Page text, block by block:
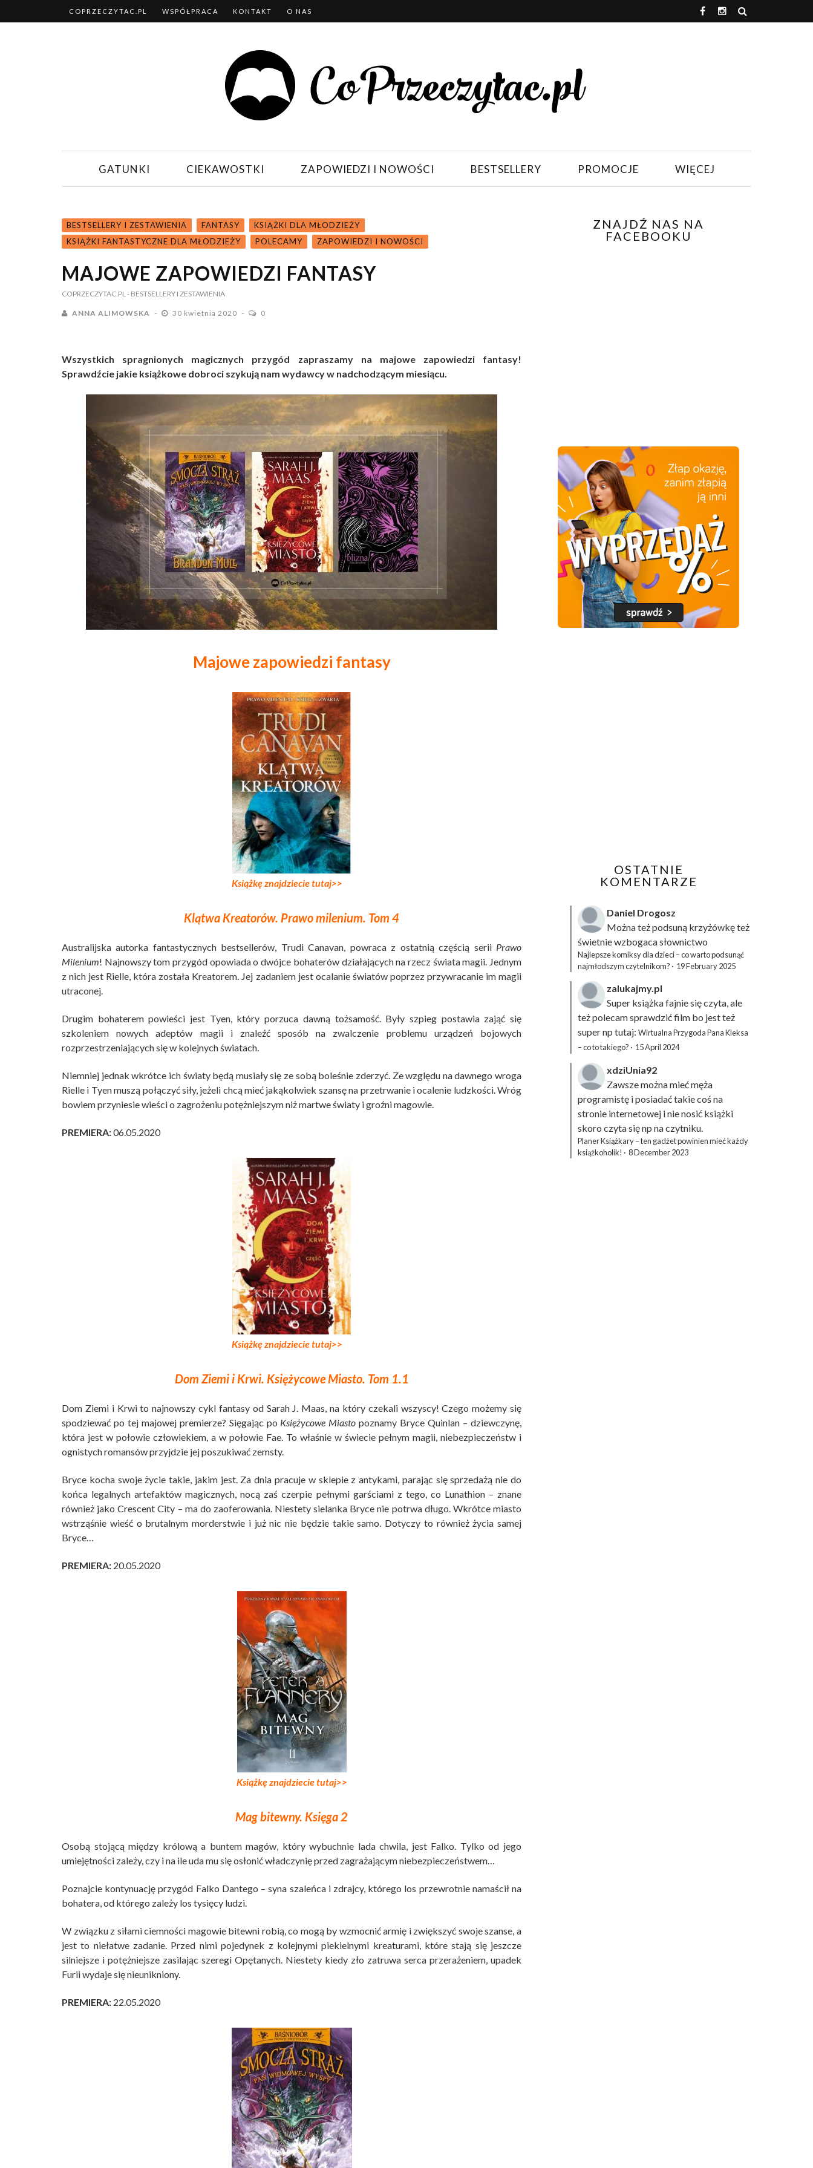
COPRZECZYTAC.PL WSPÓŁPRACA KONTAKT O NAS
GATUNKI CIEKAWOSTKI ZAPOWIEDZI I NOWOŚCI BESTSELLERY PROMOCJE WIĘCEJ
BESTSELLERY I ZESTAWIENIA FANTASY
KSIĄŻKI DLA MŁODZIEŻY
KSIĄŻKI FANTASTYCZNE DLA MŁODZIEŻY
POLECAMY ZAPOWIEDZI I NOWOŚCI
MAJOWE ZAPOWIEDZI FANTASY
COPRZECZYTAC.PL- BESTSELLERY I ZESTAWIENIA
ANNA ALIMOWSKA 30 kwietnia 2020 0
Wszystkich spragnionych magicznych przygód zapraszamy na majowe zapowiedzi fantasy!
Sprawdźcie jakie książkowe dobroci szykują nam wydawcy w nadchodzącym miesiącu.
Majowe zapowiedzi fantasy
Książkę znajdziecie tutaj>>
Klątwa Kreatorów. Prawo milenium. Tom 4
Australijska autorka fantastycznych bestsellerów, Trudi Canavan, powraca z ostatnią częścią serii Prawo
Milenium! Najnowszy tom przygód opowiada o dwójce bohaterów działających na rzecz świata magii. Jednym
z nich jest Rielle, która została Kreatorem. Jej zadaniem jest ocalanie światów poprzez przywracanie im magii
utraconej.
Drugim bohaterem powieści jest Tyen, który porzuca dawną tożsamość. Były szpieg postawia zająć się
szkoleniem nowych adeptów magii i znaleźć sposób na zwalczenie problemu urządzeń bojowych
rozprzestrzeniających się w kolejnych światach.
Niemniej jednak wkrótce ich światy będą musiały się ze sobą boleśnie zderzyć. Ze względu na dawnego wroga
Rielle i Tyen muszą połączyć siły, jeżeli chcą mieć jakąkolwiek szansę na przetrwanie i ocalenie ludzkości. Wróg
bowiem przyniesie wieści o zagrożeniu potężniejszym niż martwe światy i groźni magowie.
PREMIERA:06.05.2020
Książkę znajdziecie tutaj>>
Dom Ziemi i Krwi. Księżycowe Miasto. Tom 1.1
Dom Ziemi i Krwi to najnowszy cykl fantasy od Sarah J. Maas, na który czekali wszyscy! Czego możemy się
spodziewać po tej majowej premierze? Sięgając po Księżycowe Miastopoznamy Bryce Quinlan – dziewczynę,
która jest w połowie człowiekiem, a w połowie Fae. To właśnie w świecie pełnym magii, niebezpieczeństw i
ognistych romansów przyjdzie jej poszukiwać zemsty.
Bryce kocha swoje życie takie, jakim jest. Za dnia pracuje w sklepie z antykami, parając się sprzedażą nie do
końca legalnych artefaktów magicznych, nocą zaś czerpie pełnymi garściami z tego, co Lunathion – znane
również jako Crescent City – ma do zaoferowania. Niestety sielanka Bryce nie potrwa długo. Wkrótce miasto
wstrząśnie wieść o brutalnym morderstwie i już nic nie będzie takie samo. Dotyczy to również życia samej
Bryce…
PREMIERA: 20.05.2020
Książkę znajdziecie tutaj>>
Mag bitewny. Księga 2
Osobą stojącą między królową a buntem magów, który wybuchnie lada chwila, jest Falko. Tylko od jego
umiejętności zależy, czy i na ile uda mu się osłonić władczynię przed zagrażającym niebezpieczeństwem…
Poznajcie kontynuację przygód Falko Dantego – syna szaleńca i zdrajcy, którego los przewrotnie namaścił na
bohatera, od którego zależy los tysięcy ludzi.
W związku z siłami ciemności magowie bitewni robią, co mogą by wzmocnić armię i zwiększyć swoje szanse, a
jest to niełatwe zadanie. Przed nimi pojedynek z kolejnymi piekielnymi kreaturami, które stają się jeszcze
silniejsze i potężniejsze zasilając szeregi Opętanych. Niestety kiedy zło zatruwa serca przerażeniem, upadek
Furii wydaje się nieunikniony.
PREMIERA: 22.05.2020
ZNAJDŹ NAS NA
FACEBOOKU
OSTATNIE
KOMENTARZE
Daniel Drogosz
Można też podsuną krzyżówkęteż
świetnie wzbogaca słownictwo
Najlepsze komiksy dla dzieci – co warto podsunąć
najmłodszym czytelnikom? · 19 February 2025
zalukajmy.pl
Super książka fajnie się czyta, ale
też polecam sprawdzić film bo jest też
super np tutaj: Wirtualna Przygoda Pana Kleksa
– co to takiego? · 15 April 2024
xdziUnia92
Zawsze można mieć męża
programistę i posiadać takie coś na
stronie internetowej i nie nosić książki
skoro czyta się np na czytniku.
Planer Książkary – ten gadżet powinien mieć każdy
książkoholik! · 8 December 2023